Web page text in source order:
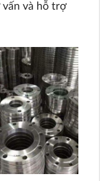
vấn và hỗ trợ